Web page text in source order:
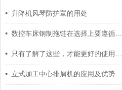
升降机风琴防护罩的用处
数控车床钢制拖链在选择上要遵循以下原则
只有了解了这些，才能更好的使用数控机床尼龙拖链
立式加工中心排屑机的应用及优势